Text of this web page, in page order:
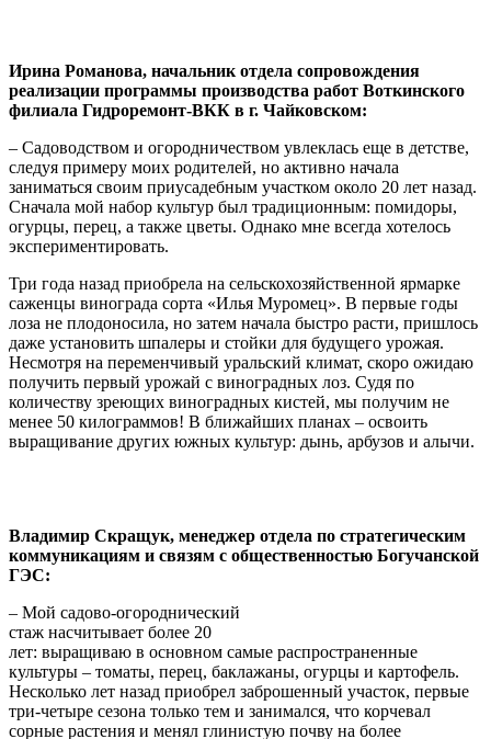
Ирина Романова, начальник отдела сопровождения
реализации программы производства работ Воткинского
филиала Гидроремонт-ВКК в г. Чайковском:
– Садоводством и огородничеством увлеклась еще в детстве,
следуя примеру моих родителей, но активно начала
заниматься своим приусадебным участком около 20 лет назад.
Сначала мой набор культур был традиционным: помидоры,
огурцы, перец, а также цветы. Однако мне всегда хотелось
экспериментировать.
Три года назад приобрела на сельскохозяйственной ярмарке
саженцы винограда сорта «Илья Муромец». В первые годы
лоза не плодоносила, но затем начала быстро расти, пришлось
даже установить шпалеры и стойки для будущего урожая.
Несмотря на переменчивый уральский климат, скоро ожидаю
получить первый урожай с виноградных лоз. Судя по
количеству зреющих виноградных кистей, мы получим не
менее 50 килограммов! В ближайших планах – освоить
выращивание других южных культур: дынь, арбузов и алычи.
Владимир Скращук, менеджер отдела по стратегическим
коммуникациям и связям с общественностью Богучанской
ГЭС:
– Мой садово-огороднический
стаж насчитывает более 20
лет: выращиваю в основном самые распространенные
культуры – томаты, перец, баклажаны, огурцы и картофель.
Несколько лет назад приобрел заброшенный участок, первые
три-четыре сезона только тем и занимался, что корчевал
сорные растения и менял глинистую почву на более